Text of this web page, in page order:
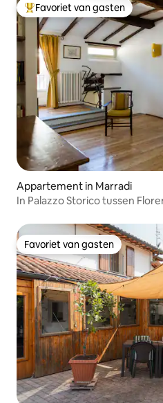
Topfavoriet van gasten
Favoriet van gasten
Appartement in Marradi
In Palazzo Storico tussen
Favoriet van gasten
Favoriet van gasten